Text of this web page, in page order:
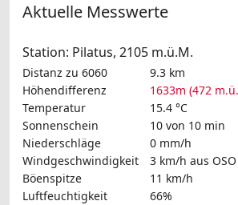
Aktuelle Messwerte
Station: Pilatus, 2105 m.ü.M.
Distanz zu 6060
9.3 km
Höhendifferenz
1633m (472
Temperatur
15.4 °C
Sonnenschein
10 von 10 min
Niederschläge
0 mm/h
Windgeschwindigkeit
3 km/h aus OSO
Böenspitze
11 km/h
Luftfeuchtigkeit
66%